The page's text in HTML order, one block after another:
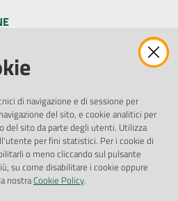
di navigazione e di sessione per
del sito, e cookie analitici per
del sito da parte degli utenti. Utilizza
per fini statistici. Per i cookie di
o meno cliccando sul pulsante
su come disabilitare i cookie oppure
nostraCookie Policy.